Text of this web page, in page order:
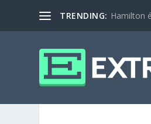
TRENDING: Hamilton